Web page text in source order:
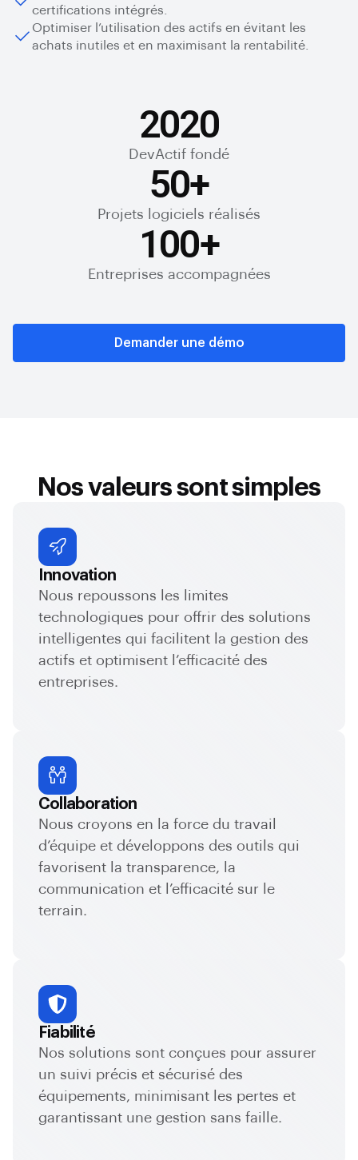
certifications intégrés.
Optimiser l’utilisation des actifs en évitant les
achats inutiles et en maximisant la rentabilité.
2020
DevActif fondé
50+
Projets logiciels réalisés
100+
Entreprises accompagnées
Demander une démo
Nos valeurs sont simples
Innovation
Nous repoussons les limites
technologiques pour offrir des solutions
intelligentes qui facilitent la gestion des
actifs et optimisent l’efficacité des
entreprises.
Collaboration
Nous croyons en la force du travail
d’équipe et développons des outils qui
favorisent la transparence, la
communication et l’efficacité sur le
terrain.
Fiabilité
Nos solutions sont conçues pour assurer
un suivi précis et sécurisé des
équipements, minimisant les pertes et
garantissant une gestion sans faille.